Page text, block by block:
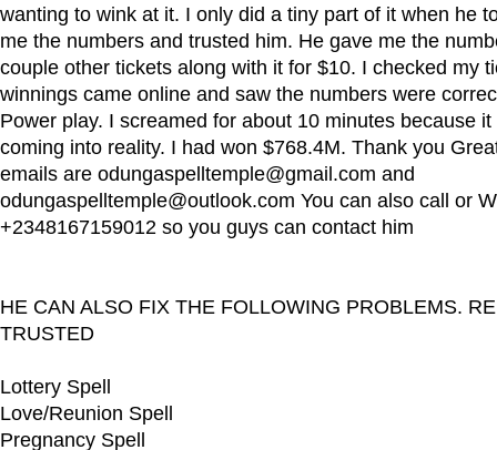
wanting to wink at it. I only did a tiny part of it when he
me the numbers and trusted him. He gave me the
couple other tickets along with it for $10. I checked my
winnings came online and saw the numbers were
Power play. I screamed for about 10 minutes because
coming into reality. I had won $768.4M. Thank you
emails are odungaspelltemple@gmail.com and
odungaspelltemple@outlook.com You can also call or
+2348167159012 so you guys can contact him
HE CAN ALSO FIX THE FOLLOWING PROBLEMS.
TRUSTED
Lottery Spell
Love/Reunion Spell
Pregnancy Spell